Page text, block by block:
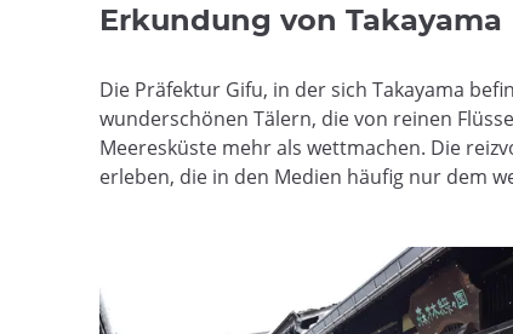
Erkundung von Takayama
Die Präfektur Gifu, in der sich Takayama
wunderschönen Tälern, die von reinen
Meeresküste mehr als wettmachen. Die
erleben, die in den Medien häufig nur dem